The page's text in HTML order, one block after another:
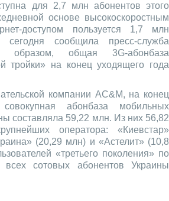
для 2,7 млн абонентов этого
основе высокоскоростным
доступом пользуется 1,7 млн
сообщила пресс-служба
образом, общая 3G-абонбаза
тройки» на конец уходящего года
компании AC&M, на конец
совокупная абонбаза мобильных
составляла 59,22 млн. Из них 56,82
оператора: «Киевстар»
(20,29 млн) и «Астелит» (10,8
«третьего поколения» по
сотовых абонентов Украины